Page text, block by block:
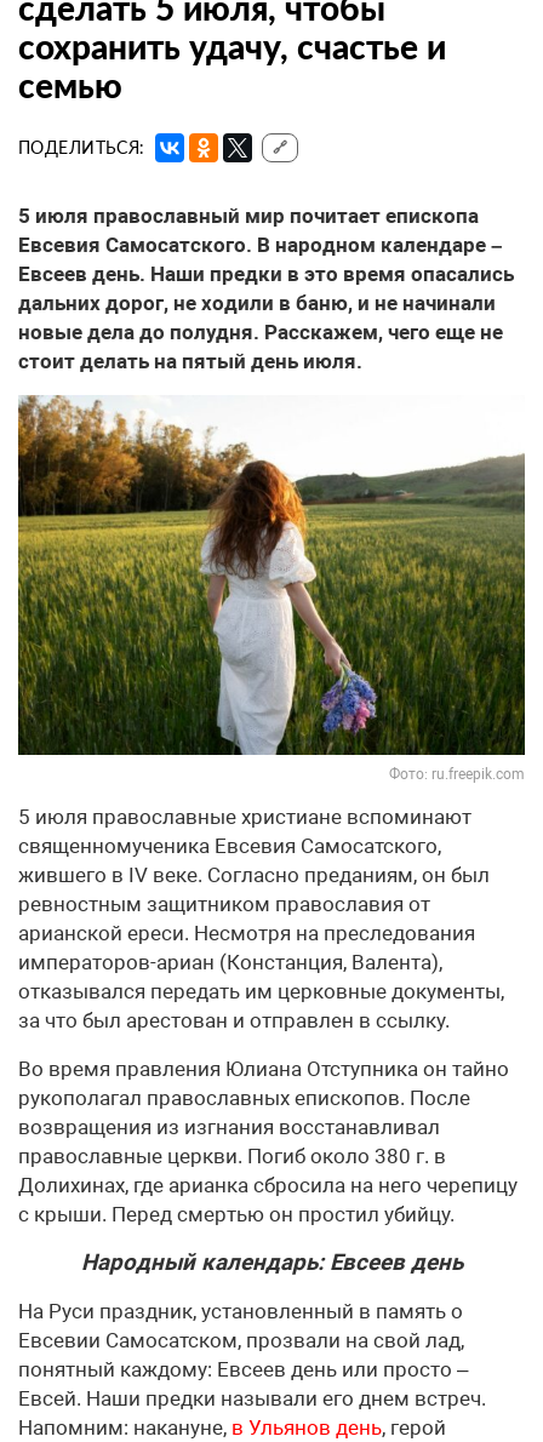
сохранить удачу, счастье и
семью
ПОДЕЛИТЬСЯ: 🔗
5 июля православный мир почитает епископа
Евсевия Самосатского. В народном календаре –
Евсеев день. Наши предки в это время опасались
дальних дорог, не ходили в баню, и не начинали
новые дела до полудня. Расскажем, чего еще не
стоит делать на пятый день июля.
Фото: ru.freepik.com
5 июля православные христиане вспоминают
священномученика Евсевия Самосатского,
жившего в IV веке. Согласно преданиям, он был
ревностным защитником православия от
арианской ереси. Несмотря на преследования
императоров-ариан (Констанция, Валента),
отказывался передать им церковные документы,
за что был арестован и отправлен в ссылку.
Во время правления Юлиана Отступника он тайно
рукополагал православных епископов. После
возвращения из изгнания восстанавливал
православные церкви. Погиб около 380 г. в
Долихинах, где арианка сбросила на него черепицу
с крыши. Перед смертью он простил убийцу.
Народный календарь: Евсеев день
На Руси праздник, установленный в память о
Евсевии Самосатском, прозвали на свой лад,
понятный каждому: Евсеев день или просто –
Евсей. Наши предки называли его днем встреч.
Напомним: накануне, в Ульянов день, герой